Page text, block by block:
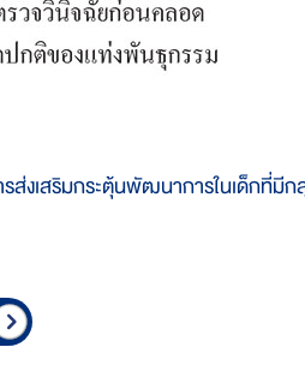
งเสริมกระตุ้นพัฒนาการในเด็กที่มีก